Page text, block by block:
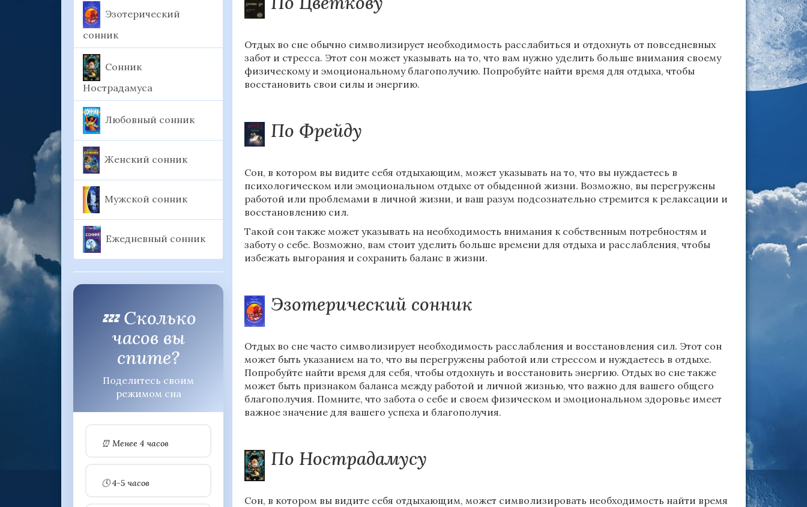
Эзотерический
сонник
Сонник
Нострадамуса
Любовный сонник
Женский сонник
Мужской сонник
Ежедневный сонник
💤 Сколько
часов вы
спите?
Поделитесь своим
режимом сна
⏰ Менее 4 часов
🕓 4-5 часов
Отдых во сне обычно символизирует необходимость расслабиться и отдохнуть от повседневных
забот и стресса. Этот сон может указывать на то, что вам нужно уделить больше внимания своему
физическому и эмоциональному благополучию. Попробуйте найти время для отдыха, чтобы
восстановить свои силы и энергию.
По Фрейду
Сон, в котором вы видите себя отдыхающим, может указывать на то, что вы нуждаетесь в
психологическом или эмоциональном отдыхе от обыденной жизни. Возможно, вы перегружены
работой или проблемами в личной жизни, и ваш разум подсознательно стремится к релаксации и
восстановлению сил.
Такой сон также может указывать на необходимость внимания к собственным потребностям и
заботу о себе. Возможно, вам стоит уделить больше времени для отдыха и расслабления, чтобы
избежать выгорания и сохранить баланс в жизни.
Эзотерический сонник
Отдых во сне часто символизирует необходимость расслабления и восстановления сил. Этот сон
может быть указанием на то, что вы перегружены работой или стрессом и нуждаетесь в отдыхе.
Попробуйте найти время для себя, чтобы отдохнуть и восстановить энергию. Отдых во сне также
может быть признаком баланса между работой и личной жизнью, что важно для вашего общего
благополучия. Помните, что забота о себе и своем физическом и эмоциональном здоровье имеет
важное значение для вашего успеха и благополучия.
По Нострадамусу
Сон, в котором вы видите себя отдыхающим, может символизировать необходимость найти время